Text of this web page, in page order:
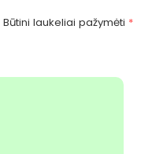
Būtini laukeliai pažymėti *